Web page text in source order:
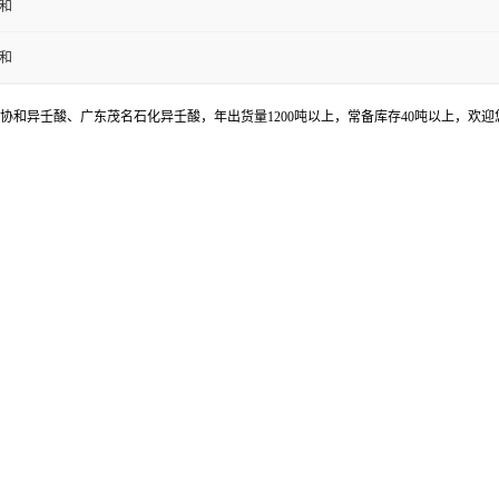
异壬酸、广东茂名石化异壬酸，年出货量1200吨以上，常备库存40吨以上，欢迎